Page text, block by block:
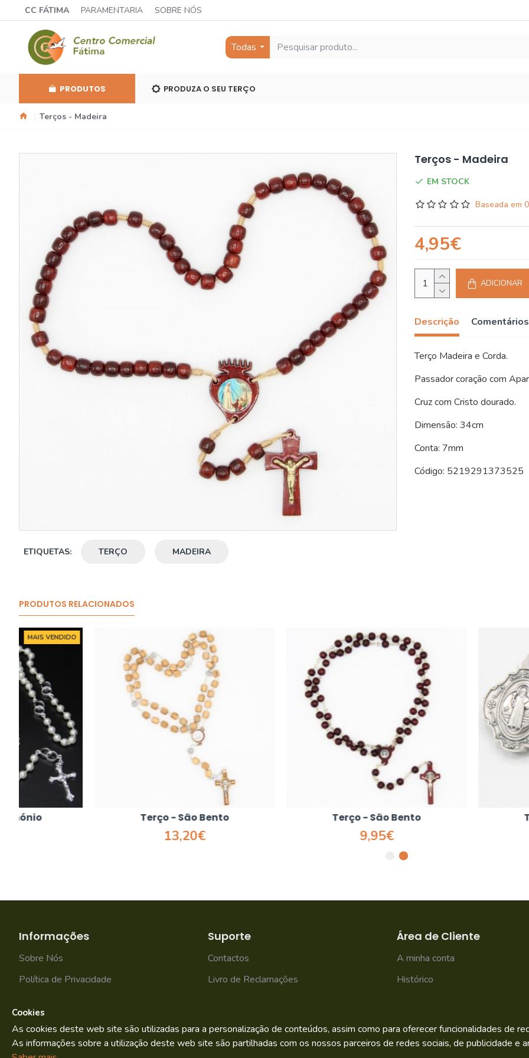
CC FÁTIMA PARAMENTARIA SOBRE NÓS
Todas
PRODUTOS PRODUZA O SEU TERÇO
Terços - Madeira
ETIQUETAS: TERÇO MADEIRA
Terços - Madeira
EM STOCK
Baseada em
4,95€
ADICIONAR
Descrição Comentários
Terço Madeira e Corda.
Passador coração com
Cruz com Cristo dourado.
Dimensão: 34cm
Conta: 7mm
Código: 5219291373525
PRODUTOS RELACIONADOS
Terço - São Bento Terço - São Bento Terço - São
Informações
Sobre Nós
Política de Privacidade
Suporte
Contactos
Livro de Reclamações
Área de Cliente
A minha conta
Histórico
Copyright © 2022. By
Cookies
As cookies deste web site são utilizadas para a personalização de conteúdos, assim como para oferecer funcionalidades de
As informações sobre a utilização deste web site são partilhadas com os nossos parceiros de redes sociais, de publicidade e